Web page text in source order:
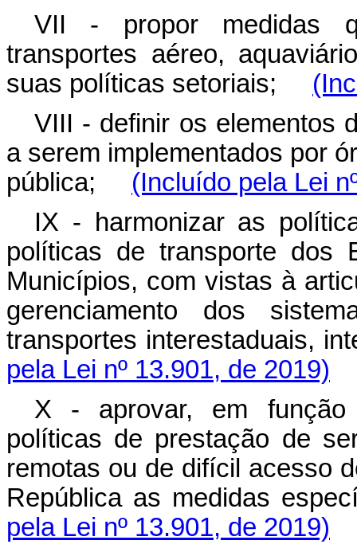
VII - propor medidas
transportes aéreo,
suas políticas setoriais;
VIII - definir os elementos
a serem implementados por
pública; (Incluído pela Lei
IX - harmonizar as
políticas de transporte dos
Municípios, com vistas à
gerenciamento dos
transportes interestaduais,
pela Lei nº 13.901, de 2019)
X - aprovar, em função
políticas de prestação de
remotas ou de difícil acesso
República as medidas
pela Lei nº 13.901, de 2019)